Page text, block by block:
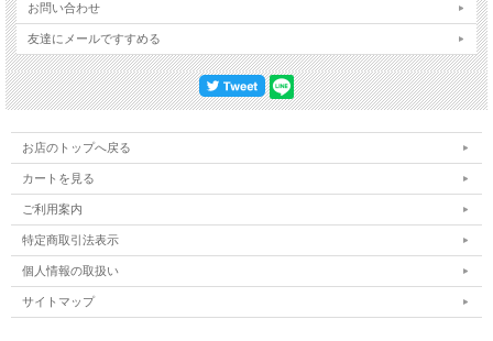
お問い合わせ
友達にメールですすめる
お店のトップへ戻る
カートを見る
ご利用案内
特定商取引法表示
個人情報の取扱い
サイトマップ